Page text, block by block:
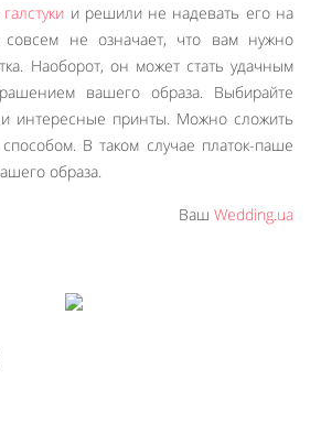
галстуки и решили не надевать его на
совсем не означает, что вам нужно
Наоборот, он может стать удачным
вашего образа. Выбирайте
и интересные принты. Можно сложить
В таком случае платок-паше
образа.
Ваш Wedding.ua